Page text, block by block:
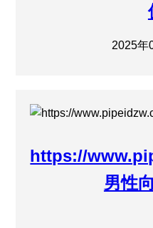
2025年
https://
男性